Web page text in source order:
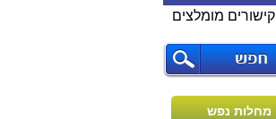
קישורים מומלצים
מחלות נפש